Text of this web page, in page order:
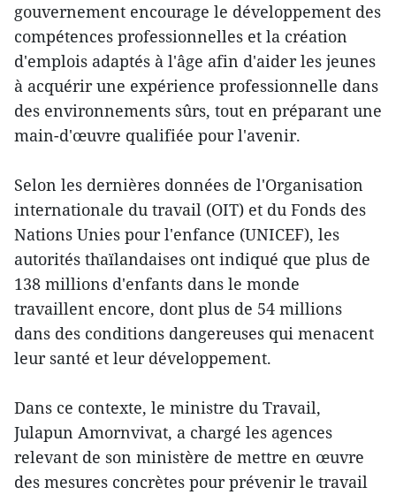
gouvernement encourage le développement des
compétences professionnelles et la création
d'emplois adaptés à l'âge afin d'aider les jeunes
à acquérir une expérience professionnelle dans
des environnements sûrs, tout en préparant une
main-d'œuvre qualifiée pour l'avenir.
Selon les dernières données de l'Organisation
internationale du travail (OIT) et du Fonds des
Nations Unies pour l'enfance (UNICEF), les
autorités thaïlandaises ont indiqué que plus de
138 millions d'enfants dans le monde
travaillent encore, dont plus de 54 millions
dans des conditions dangereuses qui menacent
leur santé et leur développement.
Dans ce contexte, le ministre du Travail,
Julapun Amornvivat, a chargé les agences
relevant de son ministère de mettre en œuvre
des mesures concrètes pour prévenir le travail